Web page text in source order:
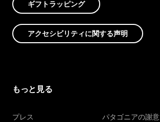
ギフトラッピング
アクセシビリティに関する声明
もっと見る
プレス パタゴニアの謝意